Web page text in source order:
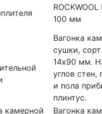
100 мм
Вагонка
сушки,
14х90 мм.
углов стен,
и пола
плинтус.
камерной
Вагонка